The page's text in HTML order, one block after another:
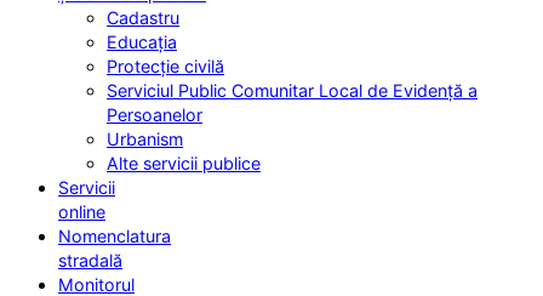
Cadastru
Educația
Protecție civilă
Serviciul Public Comunitar Local de Evidență a
Persoanelor
Urbanism
Alte servicii publice
Servicii
online
Nomenclatura
stradală
Monitorul